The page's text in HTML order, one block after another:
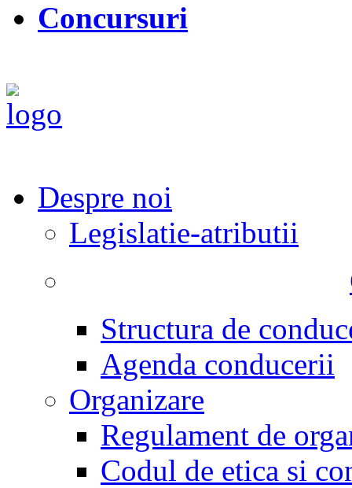
Concursuri
Despre noi
Legislatie-atributii
Structura de
Agenda conducerii
Organizare
Regulament de
Codul de etica si